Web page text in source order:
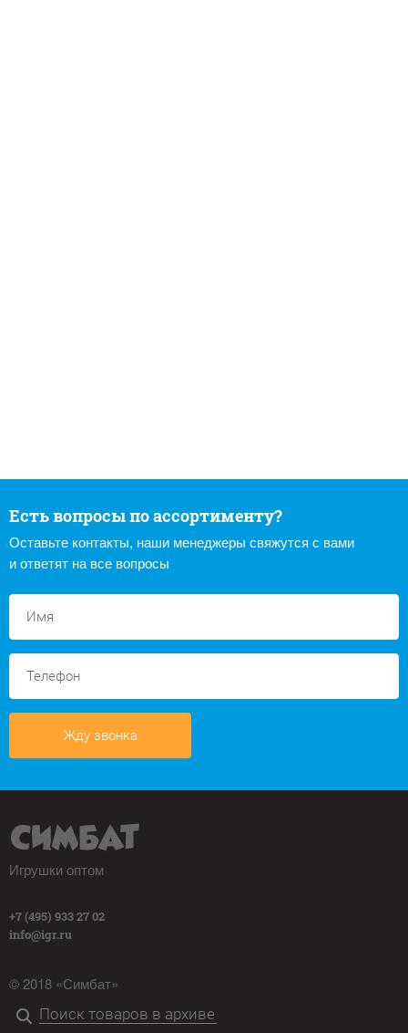
Есть вопросы по ассортименту?
Оставьте контакты, наши менеджеры свяжутся с вами
и ответят на все вопросы
Жду звонка
Игрушки оптом
+7 (495) 933 27 02
info@igr.ru
© 2018 «Симбат»